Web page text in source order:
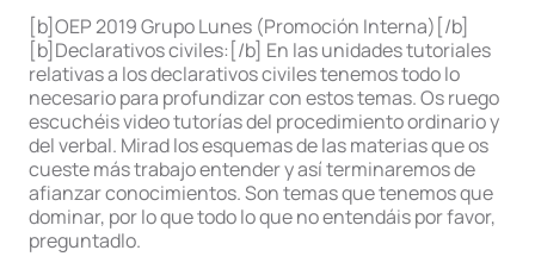
[b]OEP 2019 Grupo Lunes (Promoción Interna)[/b]
[b]Declarativos civiles:[/b] En las unidades tutoriales
relativas a los declarativos civiles tenemos todo lo
necesario para profundizar con estos temas. Os ruego
escuchéis video tutorías del procedimiento ordinario y
del verbal. Mirad los esquemas de las materias que os
cueste más trabajo entender y así terminaremos de
afianzar conocimientos. Son temas que tenemos que
dominar, por lo que todo lo que no entendáis por favor,
preguntadlo.